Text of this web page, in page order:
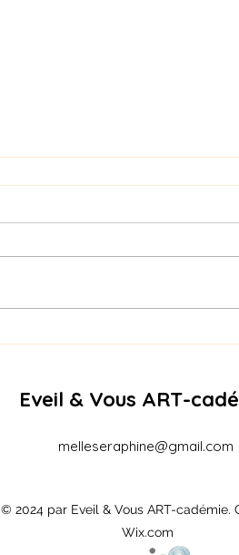
Eveil & Vous ART-
melleseraphine@gmail.com
© 2024 par Eveil & Vous ART-cadémie.
Wix.com